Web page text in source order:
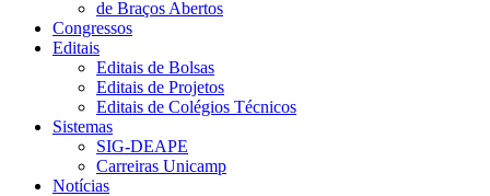
de Braços Abertos
Congressos
Editais
Editais de Bolsas
Editais de Projetos
Editais de Colégios Técnicos
Sistemas
SIG-DEAPE
Carreiras Unicamp
Notícias